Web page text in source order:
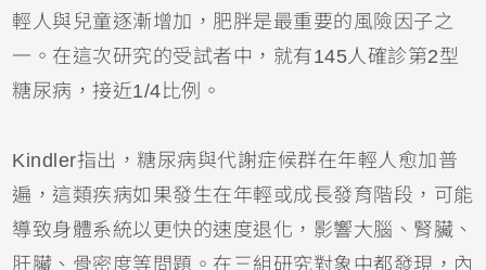
輕人與兒童逐漸增加，肥胖是最重要的風險因子之
一。在這次研究的受試者中，就有145人確診第2型
糖尿病，接近1/4比例。
Kindler指出，糖尿病與代謝症候群在年輕人愈加普
遍，這類疾病如果發生在年輕或成長發育階段，可能
導致身體系統以更快的速度退化，影響大腦、腎臟、
肝臟、骨密度等問題。在三組研究對象中都發現，內